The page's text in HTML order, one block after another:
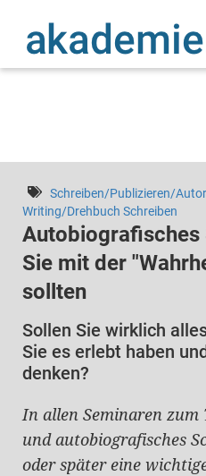
Inhalt
Schreiben/Publizieren/
Writing/Drehbuch Schreiben
Autobiografisches
Sie mit der
sollten
Sollen Sie wirklich
Sie es erlebt haben
denken?
In allen Seminaren
und autobiografisches
oder später eine